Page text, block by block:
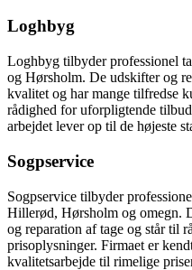
Loghbyg
Loghbyg tilbyder professionel
og Hørsholm. De udskifter og
kvalitet og har mange tilfredse
rådighed for uforpligtende
arbejdet lever op til de højeste
Sogpservice
Sogpservice tilbyder
Hillerød, Hørsholm og omegn.
og reparation af tage og står til
prisoplysninger. Firmaet er
kvalitetsarbejde til rimelige